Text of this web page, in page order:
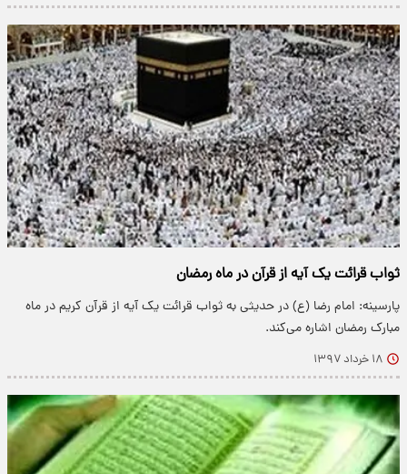
ثواب قرائت یک آیه از قرآن در ماه رمضان
پارسینه: امام رضا (ع) در حدیثی به ثواب قرائت یک آیه از قرآن کریم در ماه
مبارک رمضان اشاره می‌کند.
۱۸ خرداد ۱۳۹۷